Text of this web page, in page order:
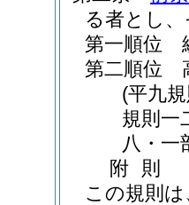
る者とし
第一順位
第二順位
(平九
規則一
八・一
附 則
この規則